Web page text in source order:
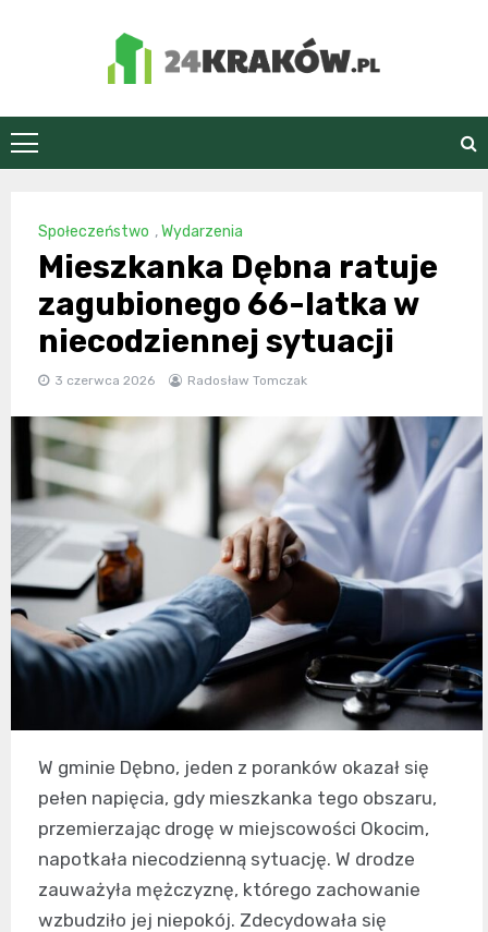
24Kraków.pl
Społeczeństwo ,Wydarzenia
Mieszkanka Dębna ratuje
zagubionego 66-latka w
niecodziennej sytuacji
3 czerwca 2026 Radosław Tomczak
W gminie Dębno, jeden z poranków okazał się
pełen napięcia, gdy mieszkanka tego obszaru,
przemierzając drogę w miejscowości Okocim,
napotkała niecodzienną sytuację. W drodze
zauważyła mężczyznę, którego zachowanie
wzbudziło jej niepokój. Zdecydowała się